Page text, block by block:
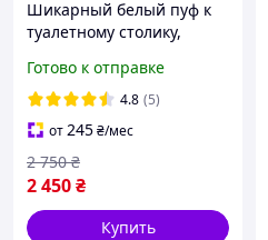
Шикарный белый пуф к
туалетному столику,
Готово к отправке
4.8 (5)
от245₴/мес
2 450₴
2 750 ₴
Купить